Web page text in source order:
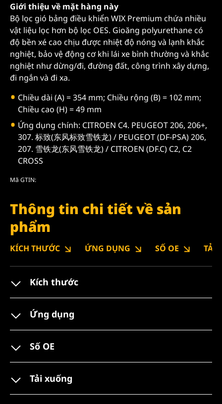
Giới thiệu về mặt hàng này
Bộ lọc gió bảng điều khiển WIX Premium chứa nhiều
vật liệu lọc hơn bộ lọc OES. Gioăng polyurethane có
độ bền xé cao chịu được nhiệt độ nóng và lạnh khắc
nghiệt, bảo vệ động cơ khi lái xe bình thường và khắc
nghiệt như dừng/đi, đường đất, công trình xây dựng,
đi ngắn và đi xa.
Chiều dài (A) = 354 mm; Chiều rộng (B) = 102 mm;
Chiều cao (H) = 49 mm
Ứng dụng chính: CITROEN C4. PEUGEOT 206, 206+,
307. 标致(东风标致雪铁龙) / PEUGEOT (DF-PSA) 206,
207. 雪铁龙(东风雪铁龙) / CITROEN (DF.C) C2, C2
CROSS
Mã GTIN:
Thông tin chi tiết về sản
phẩm
KÍCH THƯỚC ỨNG DỤNG SỐ OE TẢI
Kích thước
Ứng dụng
Số OE
Tải xuống